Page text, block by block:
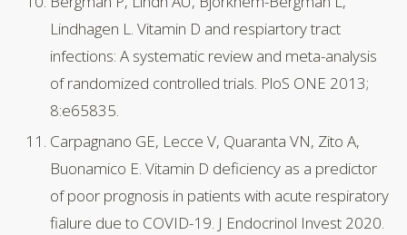
Lindhagen L. Vitamin D and respiartory tract
infections: A systematic review and meta-analysis
of randomized controlled trials. PloS ONE 2013;
8:e65835.
Carpagnano GE, Lecce V, Quaranta VN, Zito A,
Buonamico E. Vitamin D deficiency as a predictor
of poor prognosis in patients with acute respiratory
fialure due to COVID-19. J Endocrinol Invest 2020.